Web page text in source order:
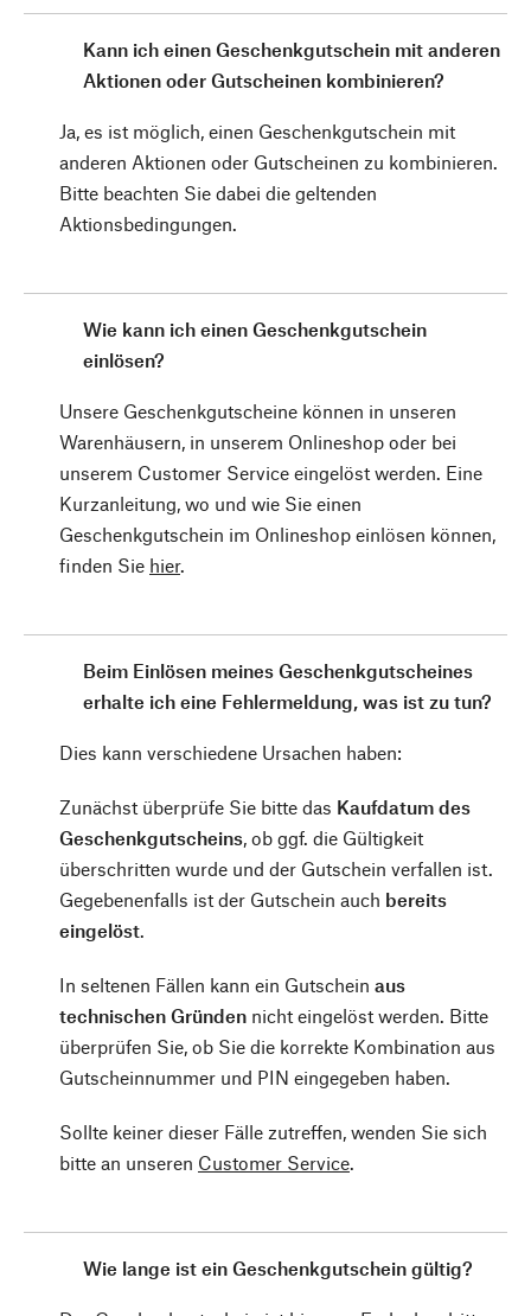
Kann ich einen Geschenkgutschein mit anderen
Aktionen oder Gutscheinen kombinieren?
Ja, es ist möglich, einen Geschenkgutschein mit
anderen Aktionen oder Gutscheinen zu kombinieren.
Bitte beachten Sie dabei die geltenden
Aktionsbedingungen.
Wie kann ich einen Geschenkgutschein
einlösen?
Unsere Geschenkgutscheine können in unseren
Warenhäusern, in unserem Onlineshop oder bei
unserem Customer Service eingelöst werden. Eine
Kurzanleitung, wo und wie Sie einen
Geschenkgutschein im Onlineshop einlösen können,
finden Sie hier.
Beim Einlösen meines Geschenkgutscheines
erhalte ich eine Fehlermeldung, was ist zu tun?
Dies kann verschiedene Ursachen haben:
Zunächst überprüfe Sie bitte das Kaufdatum des
Geschenkgutscheins, ob ggf. die Gültigkeit
überschritten wurde und der Gutschein verfallen ist.
Gegebenenfalls ist der Gutschein auch bereits
eingelöst.
In seltenen Fällen kann ein Gutschein aus
technischen Gründen nicht eingelöst werden. Bitte
überprüfen Sie, ob Sie die korrekte Kombination aus
Gutscheinnummer und PIN eingegeben haben.
Sollte keiner dieser Fälle zutreffen, wenden Sie sich
bitte an unseren Customer Service.
Wie lange ist ein Geschenkgutschein gültig?